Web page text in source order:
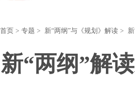
首页 > 专题 > 新“两纲”与《规划》解读 > 新
新“两纲”解